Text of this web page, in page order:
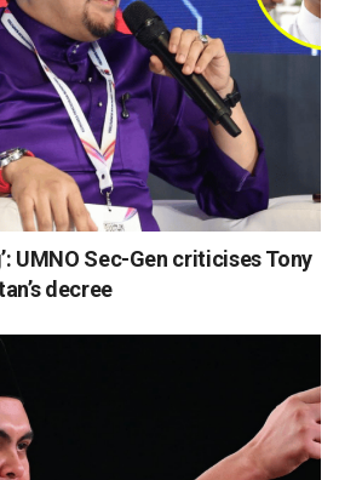
UMNO Sec-Gen criticises Tony
decree